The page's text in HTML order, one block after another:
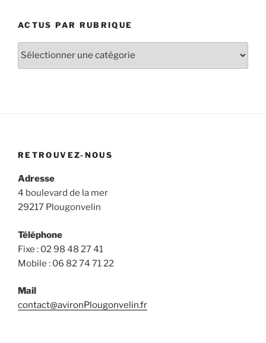
ACTUS PAR RUBRIQUE
Actus
RETROUVEZ-NOUS
Adresse
4 boulevard de la mer
29217 Plougonvelin
Téléphone
Fixe : 02 98 48 27 41
Mobile : 06 82 74 71 22
Mail
contact@avironPlougonvelin.fr